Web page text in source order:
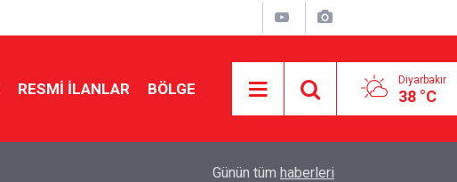
RESMI İLANLAR BÖLGE Diyarbakır
38 °C
Amedspor’un ilk maçı yaklaşırken stadyum
Günün tüm haberleri